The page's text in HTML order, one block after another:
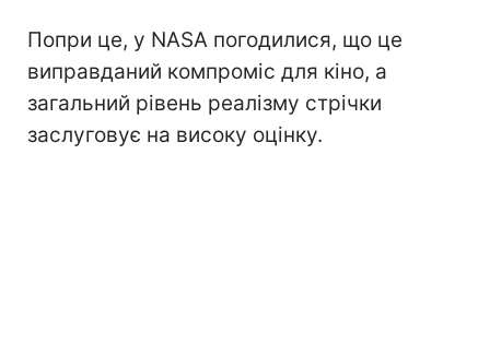
Попри це, у NASA погодилися, що це
виправданий компроміс для кіно, а
загальний рівень реалізму стрічки
заслуговує на високу оцінку.